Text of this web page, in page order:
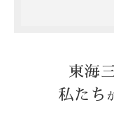
東海
私たち